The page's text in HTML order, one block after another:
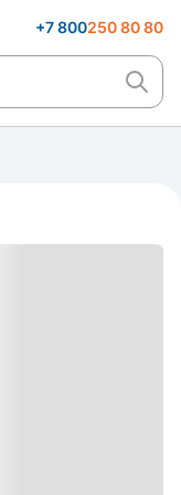
+7 800250 80 80